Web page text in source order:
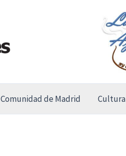
Comunidad de Madrid Cultura